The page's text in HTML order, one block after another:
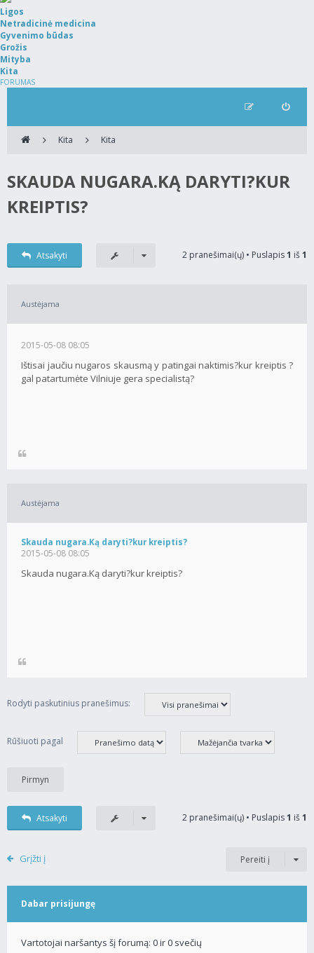
Ligos
Netradicinė medicina
Gyvenimo būdas
Grožis
Mityba
Kita
FORUMAS
Kita Kita
SKAUDA NUGARA.KĄ DARYTI?KUR
KREIPTIS?
Atsakyti 2 pranešimai(ų) • Puslapis1 iš1
Austėjama
2015-05-08 08:05
Ištisai jaučiu nugaros skausmą y patingai naktimis?kur kreiptis ?
gal patartumėte Vilniuje gera specialistą?
Austėjama
Skauda nugara.Ką daryti?kur kreiptis?
2015-05-08 08:05
Skauda nugara.Ką daryti?kur kreiptis?
Rodyti paskutinius pranešimus:
Rūšiuoti pagal
Atsakyti 2 pranešimai(ų) • Puslapis1 iš1
Grįžti į Pereiti į
Dabar prisijungę
Vartotojai naršantys šį forumą: 0 ir 0 svečių